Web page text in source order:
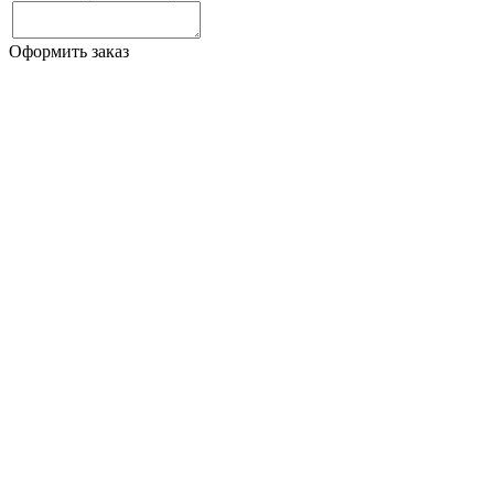
Оформить заказ